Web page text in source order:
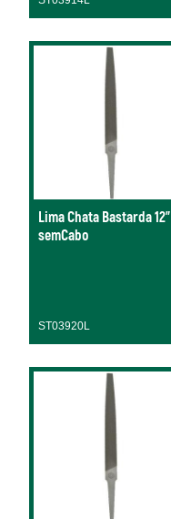
Lima Chata Bastarda 12"
semCabo
ST03920L